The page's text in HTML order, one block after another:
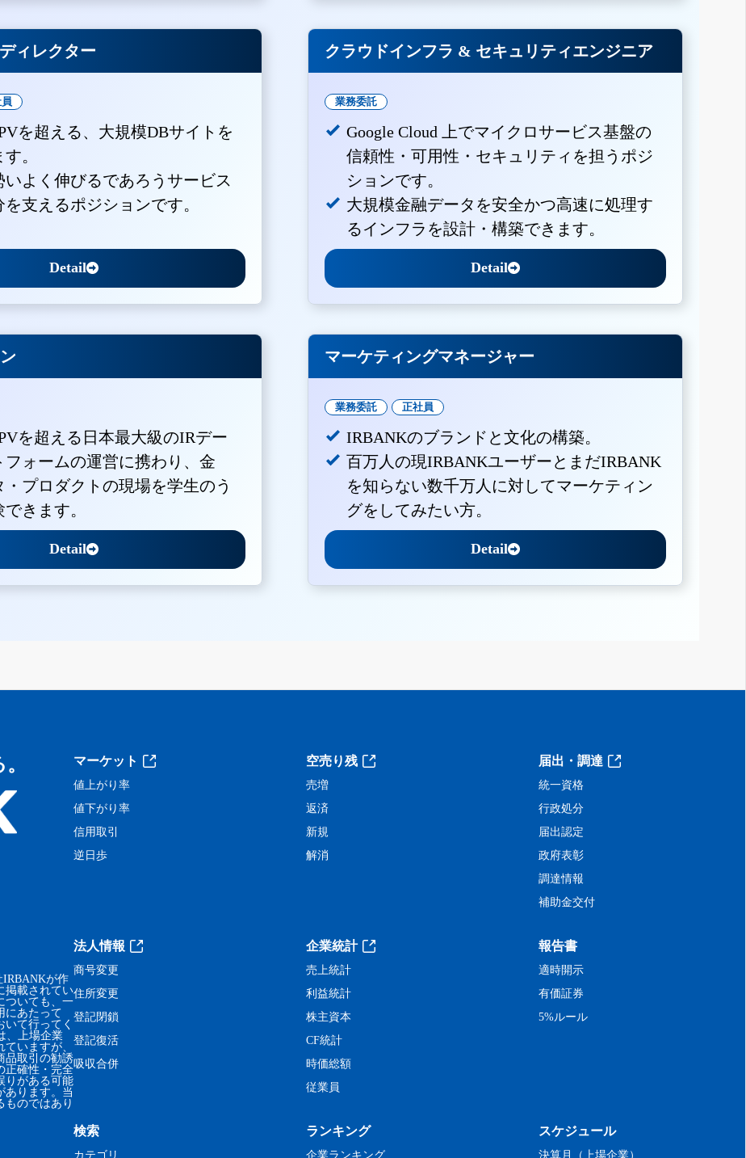
ィレクター
を超える、大規模DBサイトを
。
いよく伸びるであろうサービス
支えるポジションです。
Detail
クラウドインフラ & セキュリティエンジニア
業務委託
Google Cloud 上でマイクロサービス基盤の
信頼性・可用性・セキュリティを担うポジ
ションです。
大規模金融データを安全かつ高速に処理す
るインフラを設計・構築できます。
Detail
を超える日本最大級のIRデー
フォームの運営に携わり、金
・プロダクトの現場を学生のう
きます。
Detail
マーケティングマネージャー
業務委託 正社員
IRBANKのブランドと文化の構築。
百万人の現IRBANKユーザーとまだIRBANK
を知らない数千万人に対してマーケティン
グをしてみたい方。
Detail
IRBANKが作
掲載されてい
ついても、一
にあたって
て行ってく
、上場企業
いますが、
品取引の勧誘
正確性・完全
りがある可能
あります。当
ものではあり
マーケット
値上がり率
値下がり率
信用取引
逆日歩
空売り残
売増
返済
新規
解消
届出・調達
統一資格
行政処分
届出認定
政府表彰
調達情報
補助金交付
法人情報
商号変更
住所変更
登記閉鎖
登記復活
吸収合併
企業統計
売上統計
利益統計
株主資本
CF統計
時価総額
従業員
報告書
適時開示
有価証券
5%ルール
検索
カテゴリ
ランキング
企業ランキング
スケジュール
決算月（上場企業）